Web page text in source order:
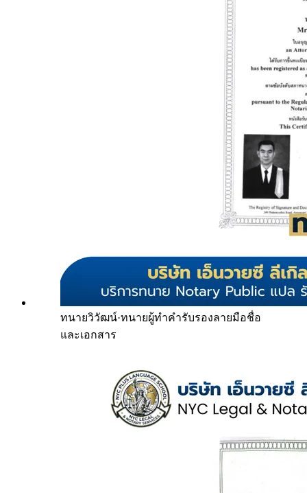
ทนายวิวัฒน์·ทนายผู้ทำคำรับรองลายมือชื่อ
และเอกสาร